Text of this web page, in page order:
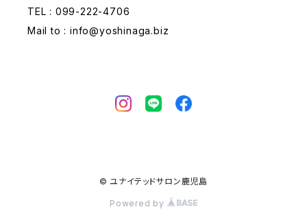
TEL : 099-222-4706
Mail to : info@yoshinaga.biz
© ユナイテッドサロン鹿児島
Powered by